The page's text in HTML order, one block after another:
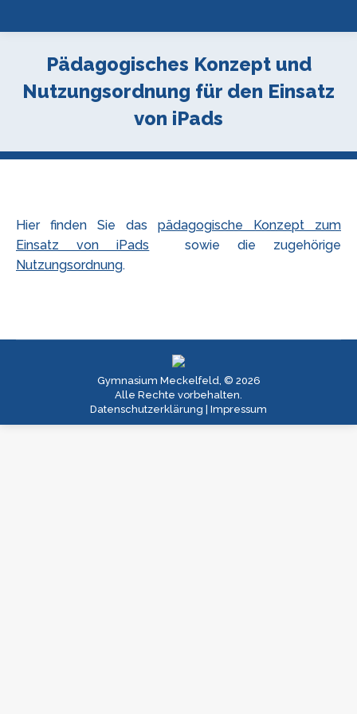
Pädagogisches Konzept und
Nutzungsordnung für den Einsatz
von iPads
Hier finden Sie das pädagogische Konzept zum
Einsatz von iPads sowie die zugehörige
Nutzungsordnung.
Gymnasium Meckelfeld, © 2026
Alle Rechte vorbehalten.
Datenschutzerklärung
Impressum